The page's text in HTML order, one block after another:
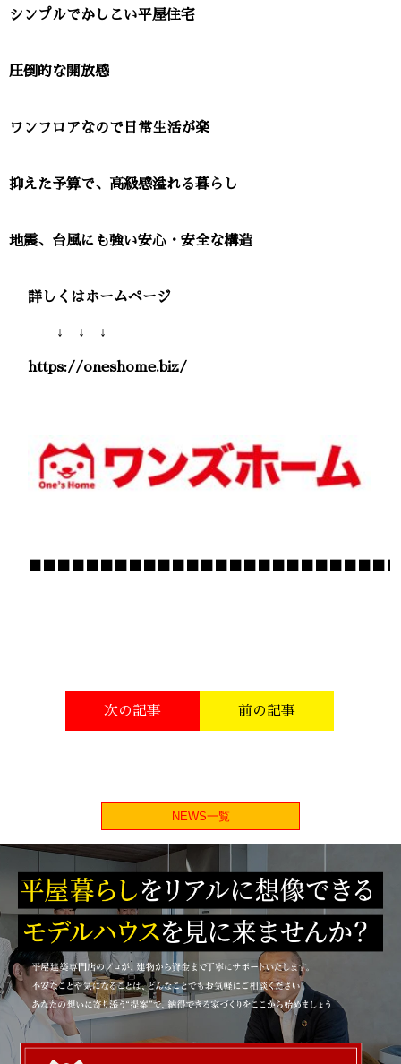
シンプルでかしこい平屋住宅
圧倒的な開放感
ワンフロアなので日常生活が楽
抑えた予算で、高級感溢れる暮らし
地震、台風にも強い安心・安全な構造
詳しくはホームページ
↓ ↓ ↓
https://oneshome.biz/
次の記事 前の記事
NEWS一覧